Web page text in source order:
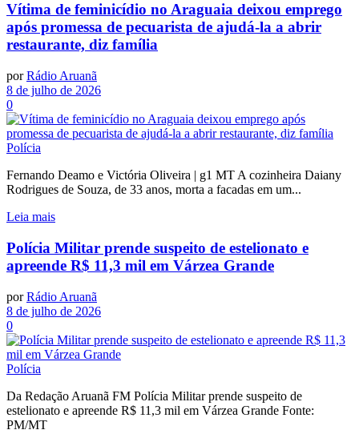
Vítima de feminicídio no Araguaia deixou emprego
após promessa de pecuarista de ajudá-la a abrir
restaurante, diz família
por Rádio Aruanã
8 de julho de 2026
0
Polícia
Fernando Deamo e Victória Oliveira | g1 MT A cozinheira Daiany
Rodrigues de Souza, de 33 anos, morta a facadas em um...
Leia mais
Polícia Militar prende suspeito de estelionato e
apreende R$ 11,3 mil em Várzea Grande
por Rádio Aruanã
8 de julho de 2026
0
Polícia
Da Redação Aruanã FM Polícia Militar prende suspeito de
estelionato e apreende R$ 11,3 mil em Várzea Grande Fonte:
PM/MT